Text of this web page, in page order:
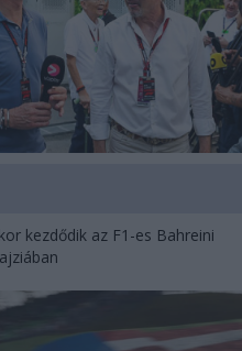
kezdődik az F1-es Bahreini